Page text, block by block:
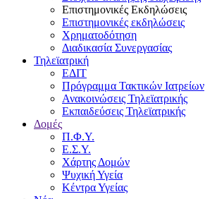
Επιστημονικές Εκδηλώσεις
Επιστημονικές εκδηλώσεις
Χρηματοδότηση
Διαδικασία Συνεργασίας
Τηλεϊατρική
ΕΔΙΤ
Πρόγραμμα Τακτικών Ιατρείων
Ανακοινώσεις Τηλεϊατρικής
Εκπαιδεύσεις Τηλεϊατρικής
Δομές
Π.Φ.Υ.
Ε.Σ.Υ.
Χάρτης Δομών
Ψυχική Υγεία
Κέντρα Υγείας